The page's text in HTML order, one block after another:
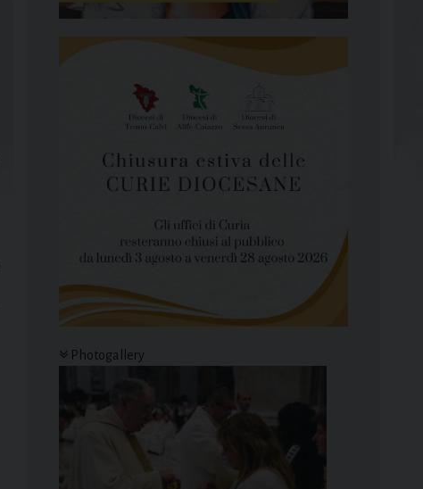
Photogallery